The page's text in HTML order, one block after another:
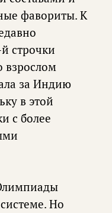
фавориты. К
строчки
взрослом
за Индию
в этой
с более
Но